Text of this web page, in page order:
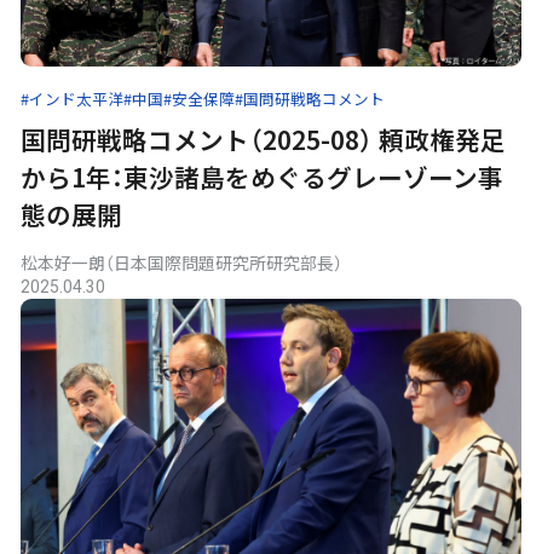
#インド太平洋#中国#安全保障#国問研戦略コメント
国問研戦略コメント（2025-08） 頼政権発足
から1年：東沙諸島をめぐるグレーゾーン事
態の展開
松本好一朗（日本国際問題研究所研究部長）
2025.04.30